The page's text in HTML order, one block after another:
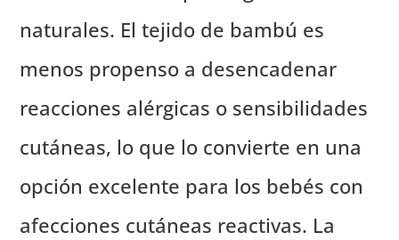
naturales. El tejido de bambú es
menos propenso a desencadenar
reacciones alérgicas o sensibilidades
cutáneas, lo que lo convierte en una
opción excelente para los bebés con
afecciones cutáneas reactivas. La